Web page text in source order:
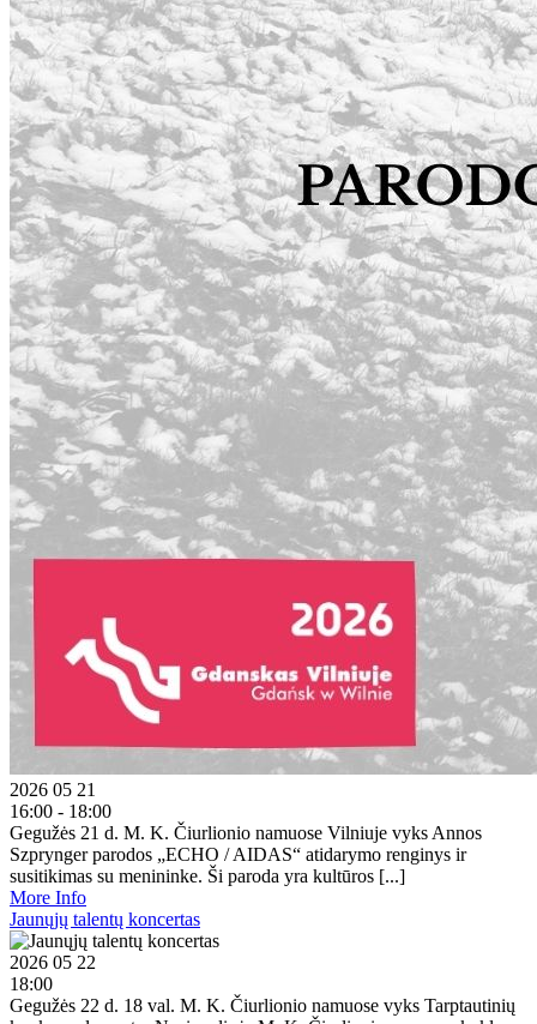
2026 05 21
16:00 - 18:00
Gegužės 21 d. M. K. Čiurlionio namuose Vilniuje vyks Annos
Szprynger parodos „ECHO / AIDAS“ atidarymo renginys ir
susitikimas su menininke. Ši paroda yra kultūros [...]
More Info
Jaunųjų talentų koncertas
2026 05 22
18:00
Gegužės 22 d. 18 val. M. K. Čiurlionio namuose vyks Tarptautinių